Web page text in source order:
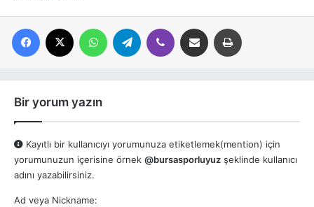
Facebook WhatsAppTelegram Viber E-posta ile paylaş
Bir yorum yazın
Kayıtlı bir kullanıcıyı yorumunuza etiketlemek(mention) için
yorumunuzun içerisine örnek @bursasporluyuz şeklinde kullanıcı
adını yazabilirsiniz.
Ad veya Nickname: